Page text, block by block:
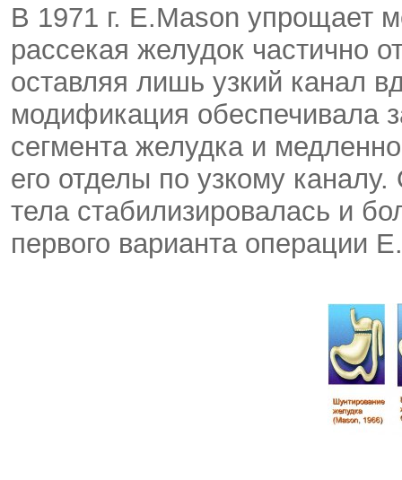
В 1971 г. E.Mason упрощает
рассекая желудок частично
оставляя лишь узкий канал
модификация обеспечивала
сегмента желудка и
его отделы по узкому
тела стабилизировалась и
первого варианта операции